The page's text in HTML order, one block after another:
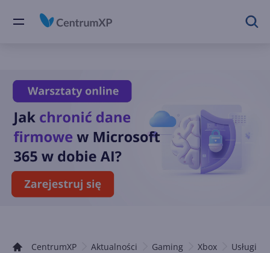
CentrumXP Aktualności Gaming Xbox Usługi